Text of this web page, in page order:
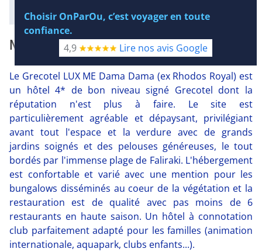
NOTRE AVIS
Le Grecotel LUX ME Dama Dama (ex Rhodos Royal) est
un hôtel 4* de bon niveau signé Grecotel dont la
réputation n'est plus à faire. Le site est
particulièrement agréable et dépaysant, privilégiant
avant tout l'espace et la verdure avec de grands
jardins soignés et des pelouses généreuses, le tout
bordés par l'immense plage de Faliraki. L'hébergement
est confortable et varié avec une mention pour les
bungalows disséminés au coeur de la végétation et la
restauration est de qualité avec pas moins de 6
restaurants en haute saison. Un hôtel à connotation
club parfaitement adapté pour les familles (animation
internationale, aquapark, clubs enfants...).
Choisir OnParOu, c’est voyager en toute
confiance.
4,9
Lire nos avis Google